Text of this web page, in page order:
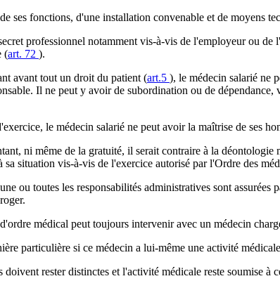
ses fonctions, d'une installation convenable et de moyens
professionnel notamment vis-à-vis de l'employeur ou
(art. 72 ).
avant tout un droit du patient (art.5 ), le médecin salarié ne
Il ne peut y avoir de subordination ou de
le médecin salarié ne peut avoir la maîtrise de ses
ni même de la gratuité, il serait contraire à la
situation vis-à-vis de l'exercice autorisé par l'Ordre des
ou toutes les responsabilités administratives sont
médical peut toujours intervenir avec un médecin
particulière si ce médecin a lui-même une activité
doivent rester distinctes et l'activité médicale reste soumise